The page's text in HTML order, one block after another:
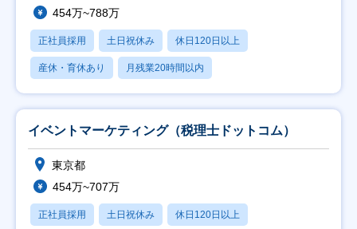
454万~788万
正社員採用 土日祝休み 休日120日以上
産休・育休あり 月残業20時間以内
イベントマーケティング（税理士ドットコム）
東京都
454万~707万
正社員採用 土日祝休み 休日120日以上